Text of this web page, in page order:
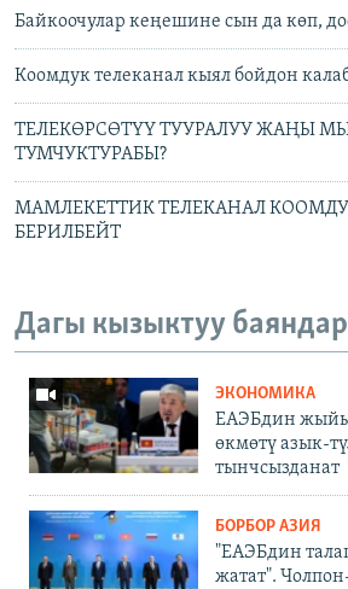
Байкоочулар кеңешине сын да көп,
Коомдук телеканал кыял бойдон
ТЕЛЕКӨРСӨТҮҮ ТУУРАЛУУ ЖАҢЫ
ТУМЧУКТУРАБЫ?
МАМЛЕКЕТТИК ТЕЛЕКАНАЛ
БЕРИЛБЕЙТ
Дагы кызыктуу баяндар
ЭКОНОМИКА
ЕАЭБдин
өкмөтү азык-
тынчсызданат
БОРБОР АЗИЯ
"ЕАЭБдин
жатат".